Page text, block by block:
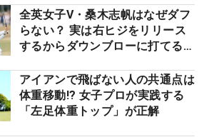
全英女子V・桑木志帆はなぜダフ
らない？ 実は右ヒジをリリース
するからダウンブローに打てる #
アイアンで飛ばない人の共通点は
体重移動!? 女子プロが実践する
「左足体重トップ」が正解